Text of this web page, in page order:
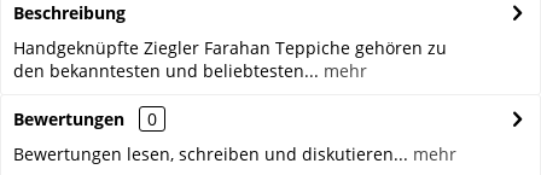
Beschreibung
Handgeknüpfte Ziegler Farahan Teppiche gehören zu
den bekanntesten und beliebtesten... mehr
Bewertungen
0
Bewertungen lesen, schreiben und diskutieren... mehr